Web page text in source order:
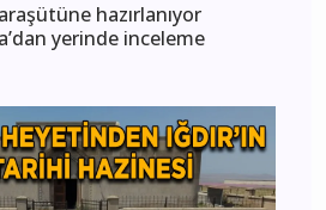
hazırlanıyor
yerinde inceleme